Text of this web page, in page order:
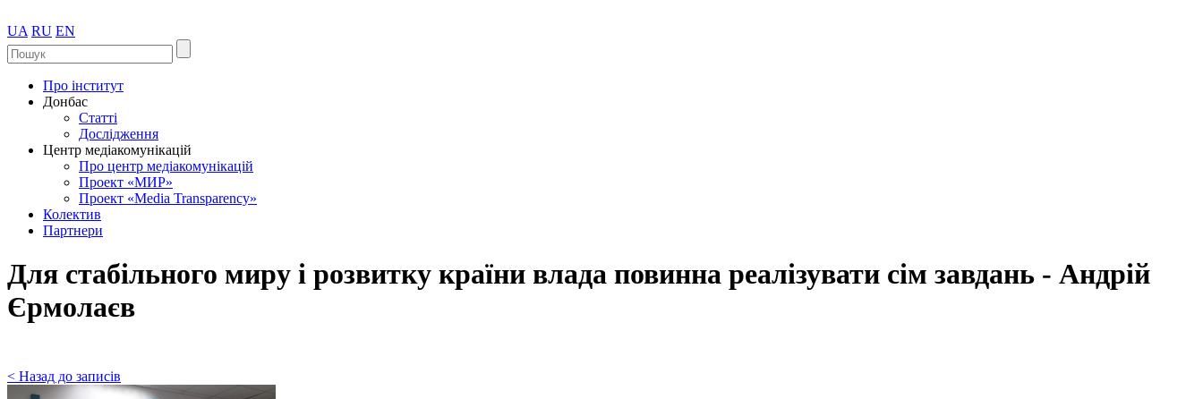
UA RU EN
Про інститут
Донбас
Статті
Дослідження
Центр медіакомунікацій
Про центр медіакомунікацій
Проект «МИР»
Проект «Media Transparency»
Колектив
Партнери
Для стабільного миру і розвитку країни влада повинна реалізувати сім завдань - Андрій
Єрмолаєв
< Назад до записів